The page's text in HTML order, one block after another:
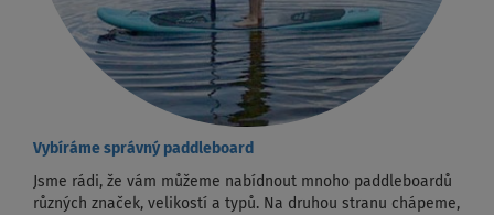
Vybíráme správný paddleboard
Jsme rádi, že vám můžeme nabídnout mnoho paddleboardů
různých značek, velikostí a typů. Na druhou stranu chápeme,